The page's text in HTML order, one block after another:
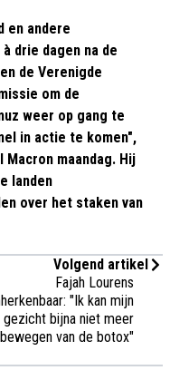
en andere
drie dagen na de
de Verenigde
om de
weer op gang te
in actie te komen",
Macron maandag. Hij
landen
over het staken van
Volgend artikel
Fajah Lourens
"Ik kan mijn
gezicht bijna niet meer
bewegen van de botox"